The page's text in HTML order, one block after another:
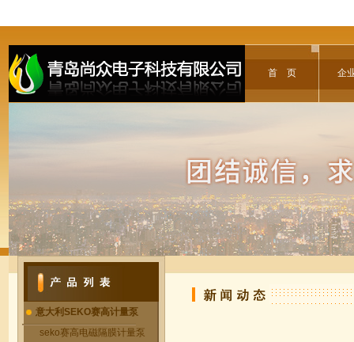
首 页 企
意大利SEKO赛高计量泵
seko赛高电磁隔膜计量泵